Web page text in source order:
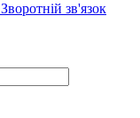
Зворотній зв'язок